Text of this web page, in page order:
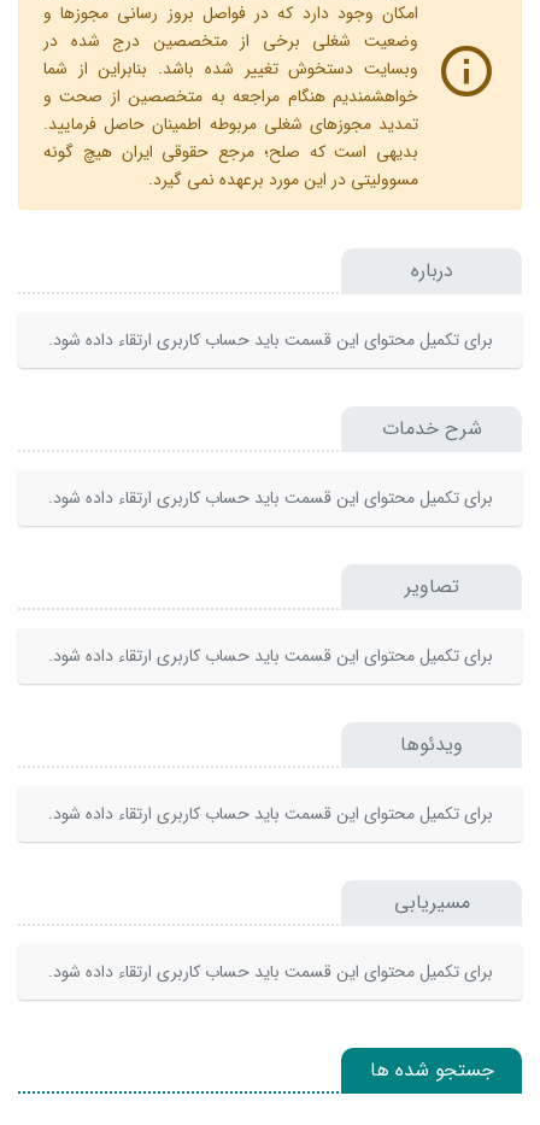
امکان وجود دارد که در فواصل بروز رسانی مجوزها و
وضعیت شغلی برخی از متخصصین درج شده در
وبسایت دستخوش تغییر شده باشد. بنابراین از شما
خواهشمندیم هنگام مراجعه به متخصصین از صحت و
تمدید مجوزهای شغلی مربوطه اطمینان حاصل فرمایید.
بدیهی است که صلح؛ مرجع حقوقی ایران هیچ گونه
مسوولیتی در این مورد برعهده نمی گیرد.
درباره
برای تکمیل محتوای این قسمت باید حساب کاربری ارتقاء داده شود.
شرح خدمات
برای تکمیل محتوای این قسمت باید حساب کاربری ارتقاء داده شود.
تصاویر
برای تکمیل محتوای این قسمت باید حساب کاربری ارتقاء داده شود.
ویدئوها
برای تکمیل محتوای این قسمت باید حساب کاربری ارتقاء داده شود.
مسیریابی
برای تکمیل محتوای این قسمت باید حساب کاربری ارتقاء داده شود.
جستجو شده ها